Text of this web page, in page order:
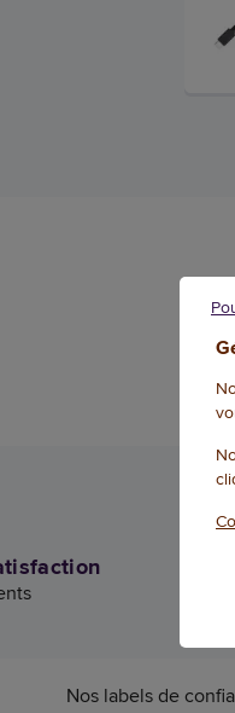
Nos labels de